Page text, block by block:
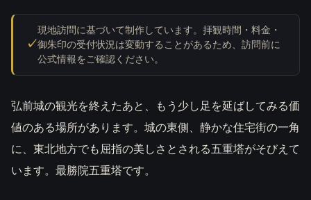
現地訪問に基づいて制作しています。拝観時間・料金・
御朱印の受付状況は変動することがあるため、訪問前に
公式情報をご確認ください。
弘前城の観光を終えたあと、もう少し足を延ばしてみる価
値のある場所があります。城の東側、静かな住宅街の一角
に、東北地方でも屈指の美しさとされる五重塔がそびえて
います。最勝院五重塔です。